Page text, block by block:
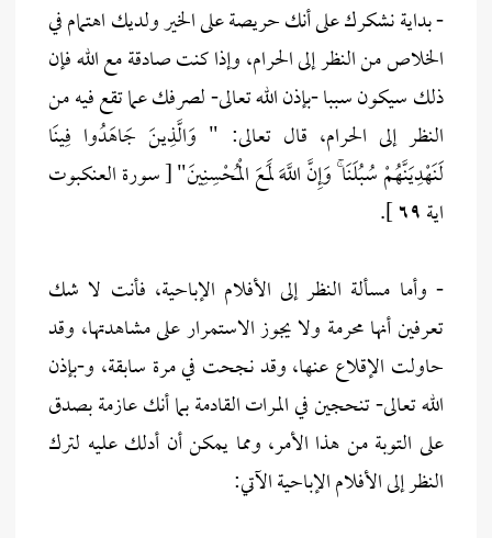
- بداية نشكرك على أنك حريصة على الخير ولديك اهتمام في
الخلاص من النظر إلى الحرام، وإذا كنت صادقة مع الله فإن
ذلك سيكون سببا -بإذن الله تعالى- لصرفك عما تقع فيه من
النظر إلى الحرام، قال تعالى: " وَالَّذِينَ جَاهَدُوا فِينَا
لَنَهْدِيَنَّهُمْ سُبُلَنَا ۚ وَإِنَّ اللَّهَ لَمَعَ الْمُحْسِنِينَ" [ سورة العنكبوت
اية ٦٩ ].
- وأما مسألة النظر إلى الأفلام الإباحية، فأنت لا شك
تعرفين أنها محرمة ولا يجوز الاستمرار على مشاهدتها، وقد
حاولت الإقلاع عنها، وقد نجحت في مرة سابقة، و-بإذن
الله تعالى- تنحجين في المرات القادمة بما أنك عازمة بصدق
على التوبة من هذا الأمر، ومما يمكن أن أدلك عليه لترك
النظر إلى الأفلام الإباحية الآتي: